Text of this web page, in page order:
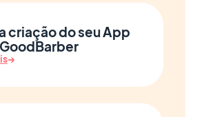
criação do seu App
→